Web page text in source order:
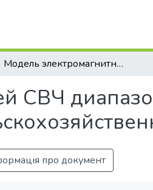
Модель электромагнитных полей СВЧ диапазона в середине поврежденной конечности сельскохозяйственных животных
СВЧ
про документ